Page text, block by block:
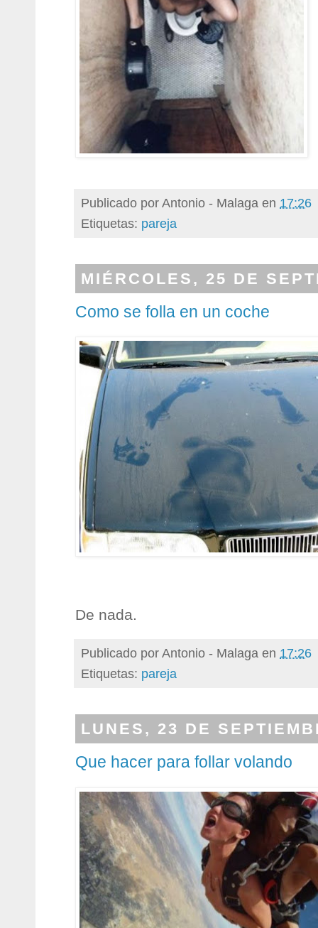
Publicado porAntonio - Malaga en 17:26
Etiquetas: pareja
MIÉRCOLES, 25 DE
Como se folla en un coche
De nada.
Publicado porAntonio - Malaga en 17:26
Etiquetas: pareja
LUNES, 23 DE
Que hacer para follar volando